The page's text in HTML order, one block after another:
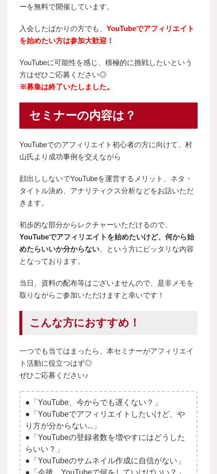
ーを無料で開催しています。
入会したばかりの方でも、 YouTubeでアフィリエイト
を始めたい方は参加大歓迎！
YouTubeに可能性を感じ、積極的に挑戦したいという
方はぜひご応募ください◎
※募集は終了いたしました。
セミナーの内容は？
YouTubeでのアフィリエイト初心者の方に向けて、村
山氏より成功事例を交えながら
顔出ししないでYouTubeを運営するメリット、ネタ・
タイトル決め、アナリティクス分析などをお話いただ
きます。
初歩的な部分からレクチャーいただけるので、
YouTubeでアフィリエイトを始めたいけど、何から始
めたらいいか分からない 、という方にピッタリな内容
となっております。
当日、資料の配布等はございませんので、是非メモを
取りながらご参加いただけますと幸いです！
こんな方におすすめ！
一つでも当てはまったら、本セミナーがアフィリエイ
ト活動に役立つはず◎
ぜひご応募ください♪
●「YouTube、今からでも遅くない？」
●「YouTubeでアフィリエイトしたいけど、や
り方が分からない...」
●「YouTubeの登録者数を増やすにはどうした
らいい？」
●「YouTubeのサムネイル作成に自信がない」
●「今後、YouTubeで何をしていけばいい？」